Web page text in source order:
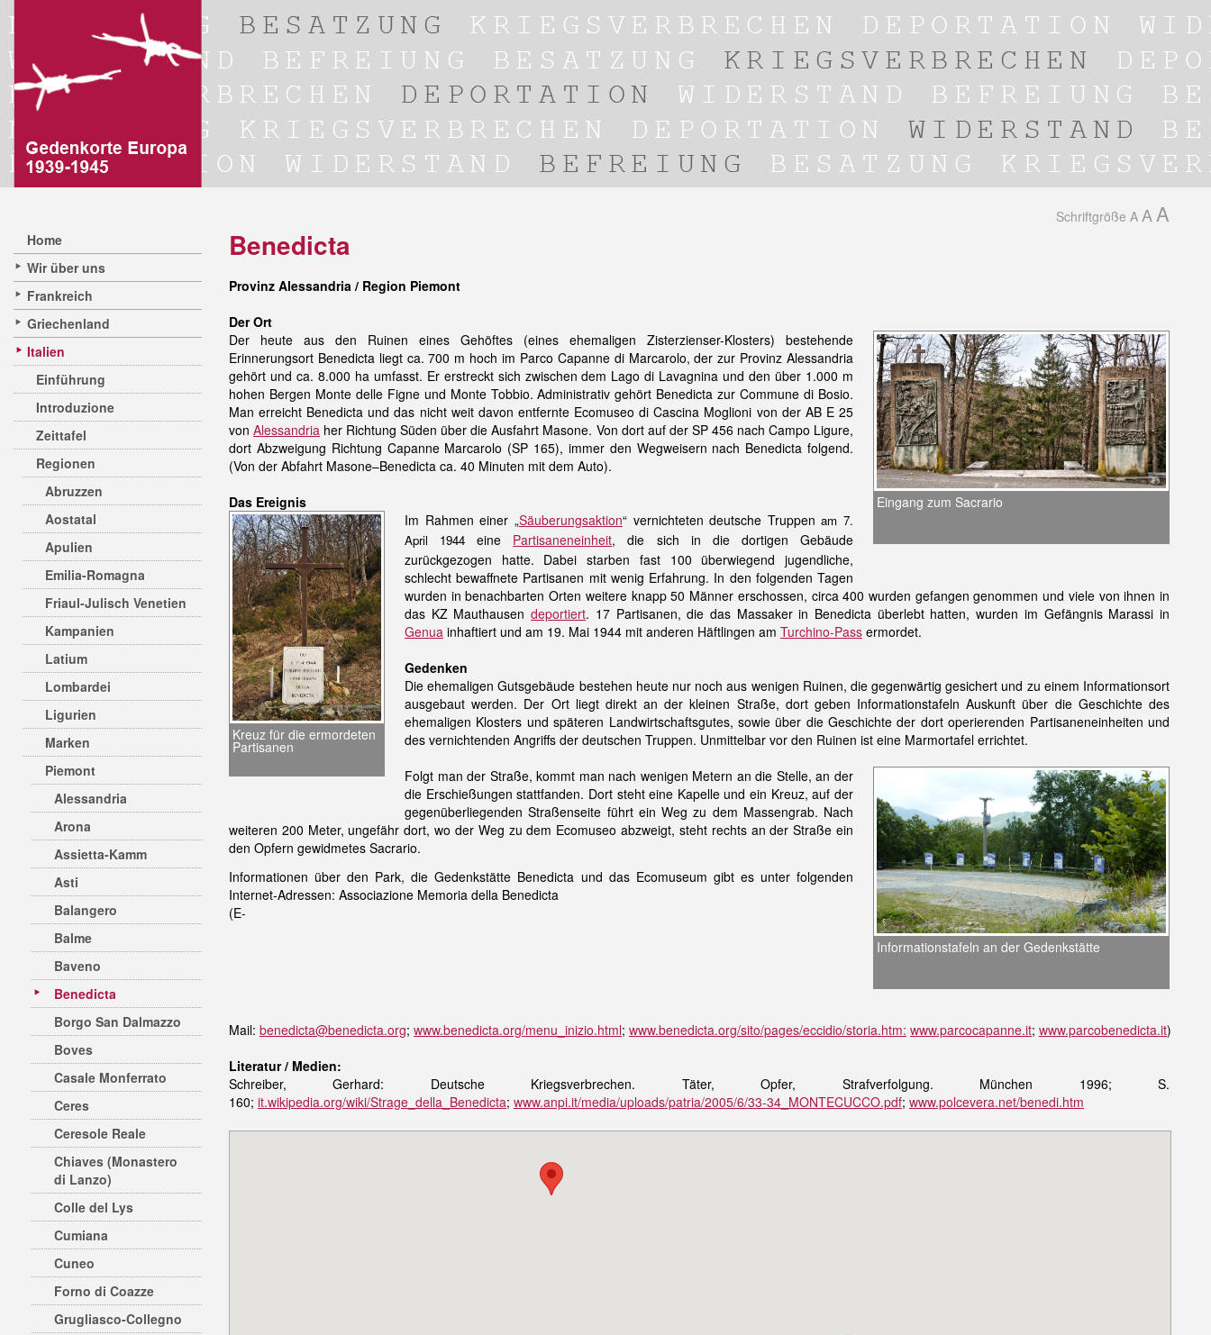
Home
Wir über uns
Frankreich
Griechenland
Italien
Einführung
Introduzione
Zeittafel
Regionen
Abruzzen
Aostatal
Apulien
Emilia-Romagna
Friaul-Julisch Venetien
Kampanien
Latium
Lombardei
Ligurien
Marken
Piemont
Alessandria
Arona
Assietta-Kamm
Asti
Balangero
Balme
Baveno
Benedicta
Borgo San Dalmazzo
Boves
Casale Monferrato
Ceres
Ceresole Reale
Chiaves (Monastero
di Lanzo)
Colle del Lys
Cumiana
Cuneo
Forno di Coazze
Grugliasco-Collegno
Schriftgröße A A A
Benedicta
Provinz Alessandria / Region Piemont
Der Ort
Eingang zum Sacrario
Der heute aus den Ruinen eines Gehöftes (eines ehemaligen Zisterzienser-Klosters) bestehende
Erinnerungsort Benedicta liegt ca. 700 m hoch im Parco Capanne di Marcarolo, der zur Provinz Alessandria
gehört und ca. 8.000 ha umfasst. Er erstreckt sich zwischen dem Lago di Lavagnina und den über 1.000 m
hohen Bergen Monte delle Figne und Monte Tobbio. Administrativ gehört Benedicta zur Commune di Bosio.
Man erreicht Benedicta und das nicht weit davon entfernte Ecomuseo di Cascina Moglioni von der AB E 25
vonAlessandria her Richtung Süden über die Ausfahrt Masone. Von dort auf der SP 456 nach Campo Ligure,
dort Abzweigung Richtung Capanne Marcarolo (SP 165), immer den Wegweisern nach Benedicta folgend.
(Von der Abfahrt Masone–Benedicta ca. 40 Minuten mit dem Auto).
Das Ereignis
Kreuz für die ermordeten
Partisanen
Im Rahmen einer „Säuberungsaktion“ vernichteten deutsche Truppenam 7.
April 1944eine Partisaneneinheit, die sich in die dortigen Gebäude
zurückgezogen hatte. Dabei starben fast 100 überwiegend jugendliche,
schlecht bewaffnete Partisanen mit wenig Erfahrung. In den folgenden Tagen
wurden in benachbarten Orten weitere knapp 50 Männer erschossen, circa 400 wurden gefangen genommen und viele von ihnen in
das KZ Mauthausendeportiert. 17 Partisanen, die das Massaker in Benedicta überlebt hatten, wurden im Gefängnis Marassi in
Genua inhaftiert und am 19. Mai 1944 mit anderen Häftlingen am Turchino-Pass ermordet.
Gedenken
Die ehemaligen Gutsgebäude bestehen heute nur noch aus wenigen Ruinen, die gegenwärtig gesichert und zu einem Informationsort
ausgebaut werden. Der Ort liegt direkt an der kleinen Straße, dort geben Informationstafeln Auskunft über die Geschichte des
ehemaligen Klosters und späteren Landwirtschaftsgutes, sowie über die Geschichte der dort operierenden Partisaneneinheiten und
des vernichtenden Angriffs der deutschen Truppen. Unmittelbar vor den Ruinen ist eine Marmortafel errichtet.
Informationstafeln an der Gedenkstätte
Folgt man der Straße, kommt man nach wenigen Metern an die Stelle, an der
die Erschießungen stattfanden. Dort steht eine Kapelle und ein Kreuz, auf der
gegenüberliegenden Straßenseite führt ein Weg zu dem Massengrab. Nach
weiteren 200 Meter, ungefähr dort, wo der Weg zu dem Ecomuseo abzweigt, steht rechts an der Straße ein
den Opfern gewidmetes Sacrario.
Informationen über den Park, die Gedenkstätte Benedicta und das Ecomuseum gibt es unter folgenden
Internet-Adressen: Associazione Memoria della Benedicta
(E-
Mail: benedicta@benedicta.org; www.benedicta.org/menu_inizio.html; www.benedicta.org/sito/pages/eccidio/storia.htm: www.parcocapanne.it; www.parcobenedicta.it)
Literatur / Medien:
Schreiber, Gerhard: Deutsche Kriegsverbrechen. Täter, Opfer, Strafverfolgung. München 1996; S.
160; it.wikipedia.org/wiki/Strage_della_Benedicta; www.anpi.it/media/uploads/patria/2005/6/33-34_MONTECUCCO.pdf; www.polcevera.net/benedi.htm